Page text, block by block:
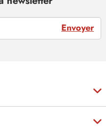
Envoyer